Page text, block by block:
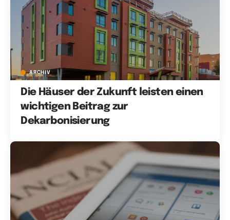
ARCHIV
Die Häuser der Zukunft leisten einen
wichtigen Beitrag zur
Dekarbonisierung